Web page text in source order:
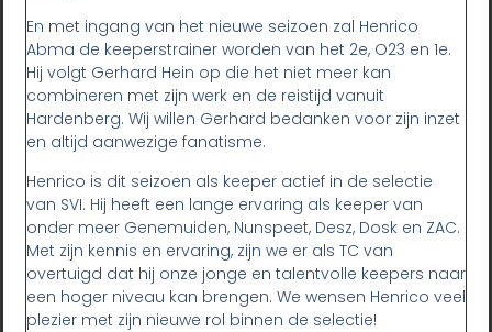
En met ingang van het nieuwe seizoen zal Henrico
Abma de keeperstrainer worden van het 2e, O23 en 1e.
Hij volgt Gerhard Hein op die het niet meer kan
combineren met zijn werk en de reistijd vanuit
Hardenberg. Wij willen Gerhard bedanken voor zijn inzet
en altijd aanwezige fanatisme.
Henrico is dit seizoen als keeper actief in de selectie
van SVI. Hij heeft een lange ervaring als keeper van
onder meer Genemuiden, Nunspeet, Desz, Dosk en ZAC.
Met zijn kennis en ervaring, zijn we er als TC van
overtuigd dat hij onze jonge en talentvolle keepers naar
een hoger niveau kan brengen. We wensen Henrico veel
plezier met zijn nieuwe rol binnen de selectie!